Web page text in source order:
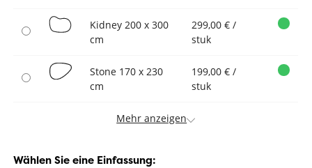
Kidney 200 x 300
cm
299,00 € /
stuk
Stone 170 x 230
cm
199,00 € /
stuk
Mehr anzeigen
Wählen Sie eine Einfassung: